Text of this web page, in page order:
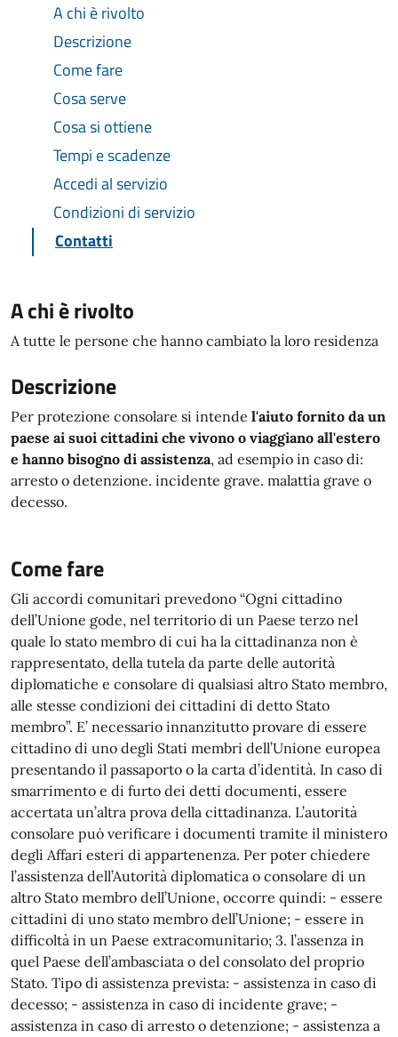
A chi è rivolto
Descrizione
Come fare
Cosa serve
Cosa si ottiene
Tempi e scadenze
Accedi al servizio
Condizioni di servizio
Contatti
A chi è rivolto
A tutte le persone che hanno cambiato la loro residenza
Descrizione
Per protezione consolare si intende l'aiuto fornito da un
paese ai suoi cittadini che vivono o viaggiano all'estero
e hanno bisogno di assistenza, ad esempio in caso di:
arresto o detenzione. incidente grave. malattia grave o
decesso.
Come fare
Gli accordi comunitari prevedono “Ogni cittadino
dell’Unione gode, nel territorio di un Paese terzo nel
quale lo stato membro di cui ha la cittadinanza non è
rappresentato, della tutela da parte delle autorità
diplomatiche e consolare di qualsiasi altro Stato membro,
alle stesse condizioni dei cittadini di detto Stato
membro”. E’ necessario innanzitutto provare di essere
cittadino di uno degli Stati membri dell’Unione europea
presentando il passaporto o la carta d’identità. In caso di
smarrimento e di furto dei detti documenti, essere
accertata un’altra prova della cittadinanza. L’autorità
consolare può verificare i documenti tramite il ministero
degli Affari esteri di appartenenza. Per poter chiedere
l’assistenza dell’Autorità diplomatica o consolare di un
altro Stato membro dell’Unione, occorre quindi: - essere
cittadini di uno stato membro dell’Unione; - essere in
difficoltà in un Paese extracomunitario; 3. l’assenza in
quel Paese dell’ambasciata o del consolato del proprio
Stato. Tipo di assistenza prevista: - assistenza in caso di
decesso; - assistenza in caso di incidente grave; -
assistenza in caso di arresto o detenzione; - assistenza a